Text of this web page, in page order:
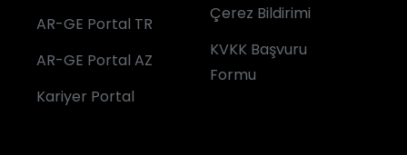
AR-GE Portal TR
AR-GE Portal AZ
Kariyer Portal
Çerez Bildirimi
KVKK Başvuru
Formu